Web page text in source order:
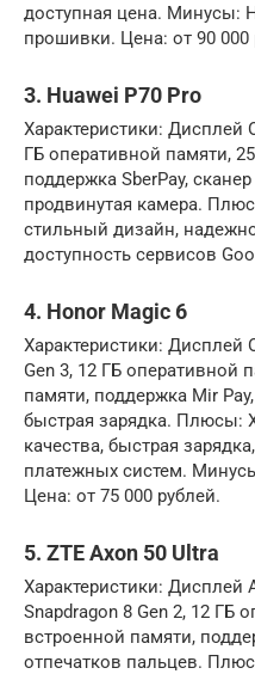
доступная цена. Минусы:
прошивки. Цена: от 90 000
3. Huawei P70 Pro
Характеристики: Дисплей
ГБ оперативной памяти,
поддержка SberPay,
продвинутая камера.
стильный дизайн,
доступность сервисов
4. Honor Magic 6
Характеристики: Дисплей
Gen 3, 12 ГБ оперативной
памяти, поддержка Mir
быстрая зарядка. Плюсы:
качества, быстрая
платежных систем.
Цена: от 75 000 рублей.
5. ZTE Axon 50 Ultra
Характеристики: Дисплей
Snapdragon 8 Gen 2, 12 ГБ
встроенной памяти,
отпечатков пальцев.